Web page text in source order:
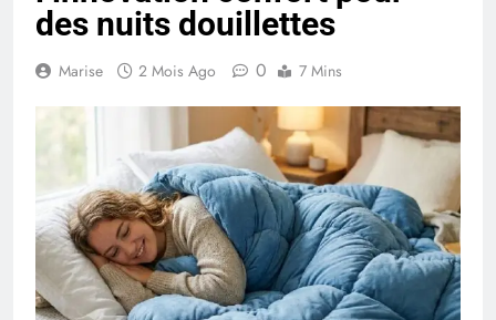
des nuits douillettes
Marise 2 Mois Ago 0 7 Mins